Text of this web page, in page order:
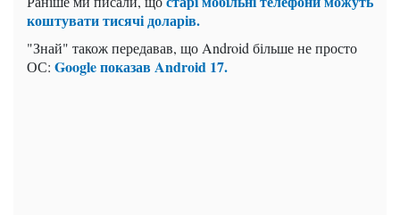
коштувати тисячі доларів.
"Знай" також передавав, що Android більше не просто
ОС: Google показав Android 17.